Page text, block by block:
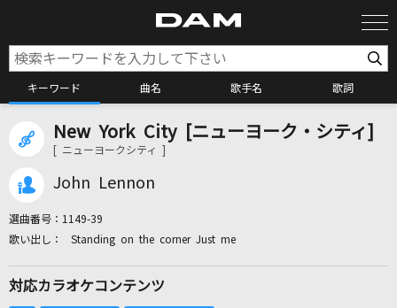
キーワード 曲名 歌手名 歌詞
カラオケ検索
New York City [ニューヨーク・シティ]
[ ニューヨークシティ ]
John Lennon
選曲番号： 1149-39
Standing on the corner Just me
対応カラオケコンテンツ